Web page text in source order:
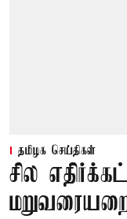
தமிழக செய்திகள்
சில